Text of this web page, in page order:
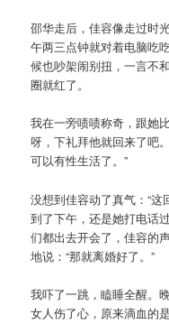
邵华走后，佳容像走过时
午两三点钟就对着电脑吃
候也吵架闹别扭，一言不
圈就红了。
我在一旁啧啧称奇，跟她
呀，下礼拜他就回来了吧
可以有性生活了。”
没想到佳容动了真气：“
到了下午，还是她打电话
们都出去开会了，佳容的
地说：“那就离婚好了。”
我吓了一跳，瞌睡全醒。
女人伤了心，原来滴血的是